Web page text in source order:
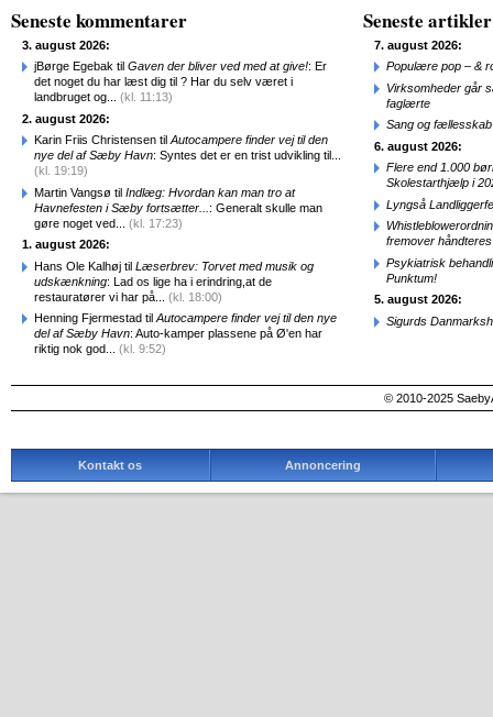
Seneste kommentarer
3. august 2026:
jBørge Egebak til Gaven der bliver ved med at give!: Er
det noget du har læst dig til ? Har du selv været i
landbruget og... (kl. 11:13)
2. august 2026:
Karin Friis Christensen til Autocampere finder vej til den
nye del af Sæby Havn: Syntes det er en trist udvikling til...
(kl. 19:19)
Martin Vangsø til Indlæg: Hvordan kan man tro at
Havnefesten i Sæby fortsætter... : Generalt skulle man
gøre noget ved... (kl. 17:23)
1. august 2026:
Hans Ole Kalhøj til Læserbrev: Torvet med musik og
udskænkning: Lad os lige ha i erindring,at de
restauratører vi har på... (kl. 18:00)
Henning Fjermestad til Autocampere finder vej til den nye
del af Sæby Havn: Auto-kamper plassene på Ø'en har
riktig nok god... (kl. 9:52)
Seneste artikler
7. august 2026:
Populære pop – &
Virksomheder går
faglærte
Sang og
6. august 2026:
Flere end 1.000
Skolestarthjælp i
Lyngså
fremover
Psykiatrisk
Punktum!
5. august 2026:
Sigurds
© 2010-2025
Kontakt os Annoncering